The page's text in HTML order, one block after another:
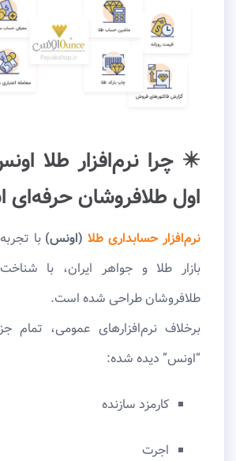
✴️ چرا نرم‌افزار طلا
اول طلافروشان
نرم‌افزار حسابداری طلا(اونس)با
بازار طلا و جواهر ایران، با
طلافروشان طراحی شده است.
برخلاف نرم‌افزارهای عمومی، تمام
“اونس” دیده شده:
کارمزد سازنده
اجرت